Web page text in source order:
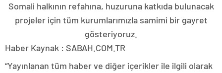
Somali halkının refahına, huzuruna katkıda bulunacak
projeler için tüm kurumlarımızla samimi bir gayret
gösteriyoruz.
Haber Kaynak : SABAH.COM.TR
“Yayınlanan tüm haber ve diğer içerikler ile ilgili olarak